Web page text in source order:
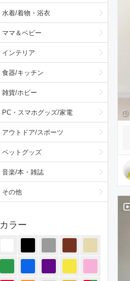
水着/着物・浴衣
ママ＆ベビー
インテリア
食器/キッチン
雑貨/ホビー
PC・スマホグッズ/家電
アウトドア/スポーツ
ペットグッズ
音楽/本・雑誌
その他
カラー